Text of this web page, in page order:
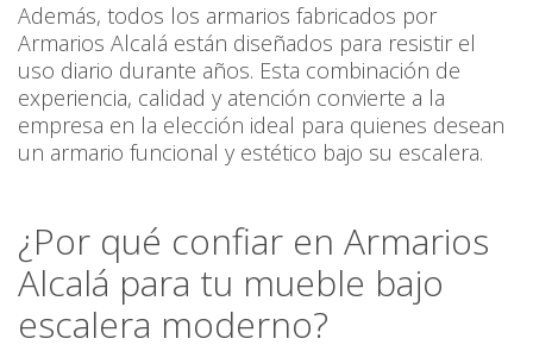
Además, todos los armarios fabricados por
Armarios Alcalá están diseñados para resistir el
uso diario durante años. Esta combinación de
experiencia, calidad y atención convierte a la
empresa en la elección ideal para quienes desean
un armario funcional y estético bajo su escalera.
¿Por qué confiar en Armarios
Alcalá para tu mueble bajo
escalera moderno?